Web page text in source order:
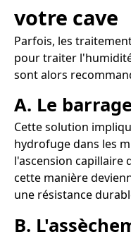
votre cave
Parfois, les
pour traiter
sont alors
A. Le
Cette solution
hydrofuge dans les
l'ascension capillaire
cette manière
une résistance
B.